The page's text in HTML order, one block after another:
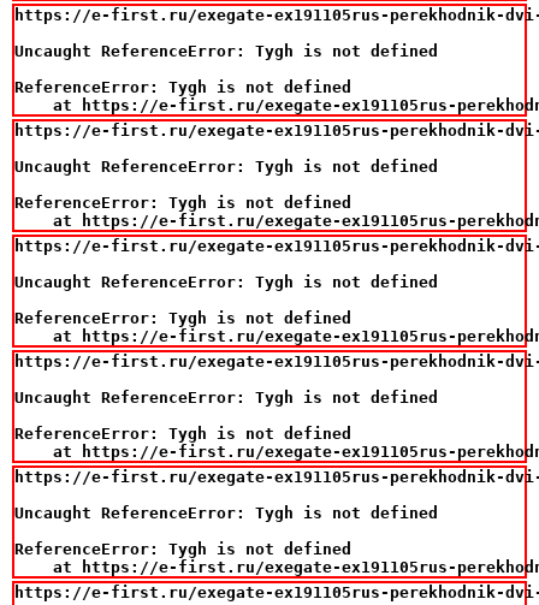
https://e-first.ru/exegate-ex191105rus-perekhodnik-dvi-
Uncaught ReferenceError: Tygh is not defined
ReferenceError: Tygh is not defined
at https://e-first.ru/exegate-ex191105rus-
https://e-first.ru/exegate-ex191105rus-perekhodnik-dvi-
Uncaught ReferenceError: Tygh is not defined
ReferenceError: Tygh is not defined
at https://e-first.ru/exegate-ex191105rus-
https://e-first.ru/exegate-ex191105rus-perekhodnik-dvi-
Uncaught ReferenceError: Tygh is not defined
ReferenceError: Tygh is not defined
at https://e-first.ru/exegate-ex191105rus-
https://e-first.ru/exegate-ex191105rus-perekhodnik-dvi-
Uncaught ReferenceError: Tygh is not defined
ReferenceError: Tygh is not defined
at https://e-first.ru/exegate-ex191105rus-
https://e-first.ru/exegate-ex191105rus-perekhodnik-dvi-
Uncaught ReferenceError: Tygh is not defined
ReferenceError: Tygh is not defined
at https://e-first.ru/exegate-ex191105rus-
https://e-first.ru/exegate-ex191105rus-perekhodnik-dvi-